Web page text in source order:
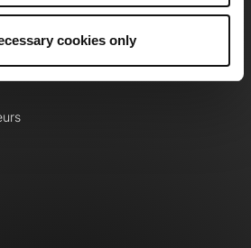
cookies only